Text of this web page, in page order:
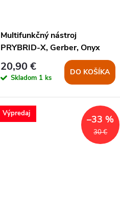
Multifunkčný nástroj
PRYBRID-X, Gerber, Onyx
20,90 €
Skladom 1 ks
DO KOŠÍKA
Výpredaj
30 €
–33 %